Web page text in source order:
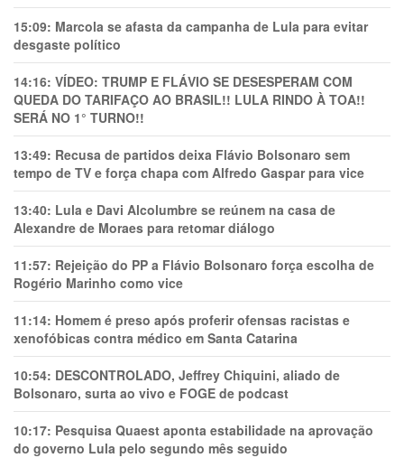
15:09: Marcola se afasta da campanha de Lula para evitar
desgaste político
14:16: VÍDEO: TRUMP E FLÁVIO SE DESESPERAM COM
QUEDA DO TARIFAÇO AO BRASIL!! LULA RINDO À TOA!!
SERÁ NO 1° TURNO!!
13:49: Recusa de partidos deixa Flávio Bolsonaro sem
tempo de TV e força chapa com Alfredo Gaspar para vice
13:40: Lula e Davi Alcolumbre se reúnem na casa de
Alexandre de Moraes para retomar diálogo
11:57: Rejeição do PP a Flávio Bolsonaro força escolha de
Rogério Marinho como vice
11:14: Homem é preso após proferir ofensas racistas e
xenofóbicas contra médico em Santa Catarina
10:54: DESCONTROLADO, Jeffrey Chiquini, aliado de
Bolsonaro, surta ao vivo e FOGE de podcast
10:17: Pesquisa Quaest aponta estabilidade na aprovação
do governo Lula pelo segundo mês seguido